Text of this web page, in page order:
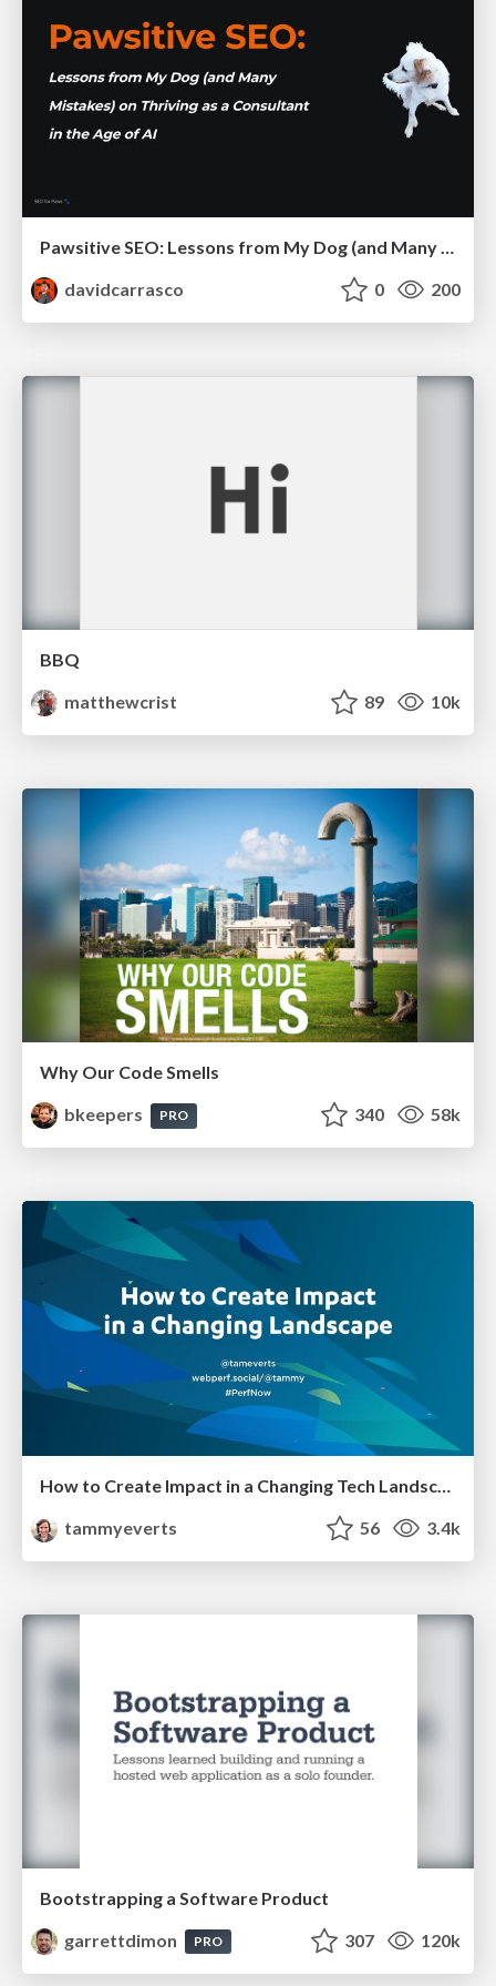
davidcarrasco
0 200
BBQ
matthewcrist
89 10k
Why Our Code Smells
bkeepers
PRO 340 58k
How to Create Impact in a Changing Tech Landscape [PerfNow 2023]
tammyeverts
56 3.4k
Bootstrapping a Software Product
garrettdimon
PRO 307 120k